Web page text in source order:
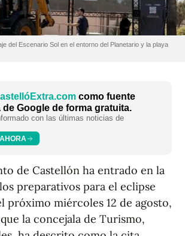
del Escenario Sol en el entorno del Planetario y la playa
como fuente
de Google de forma gratuita.
con las últimas noticias de
de Castellón ha entrado en la
preparativos para el eclipse
próximo miércoles 12 de agosto,
la concejala de Turismo,